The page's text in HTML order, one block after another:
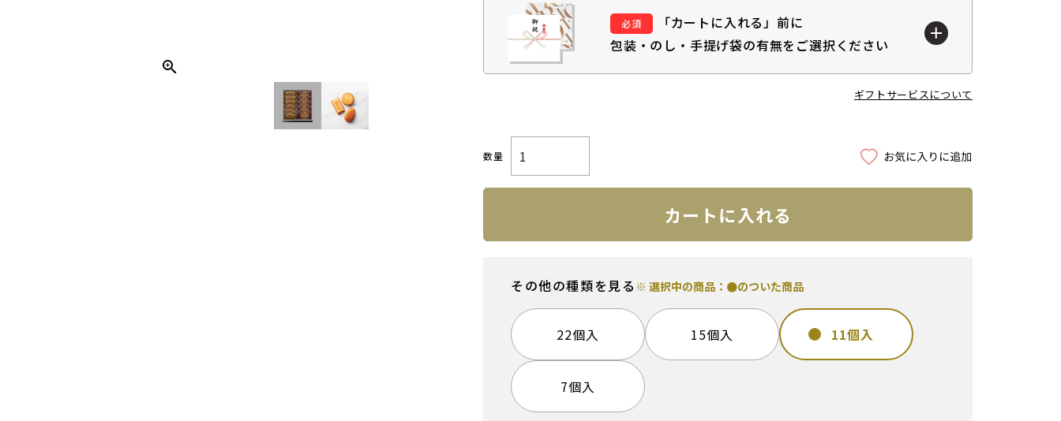
「カートに入れる」前に
包装・のし・手提げ袋の有無をご選択ください
ギフトサービスについて
カートに入れる
その他の種類を見る ※ 選択中の商品：●のついた商品
22個入 15個入 11個入
7個入